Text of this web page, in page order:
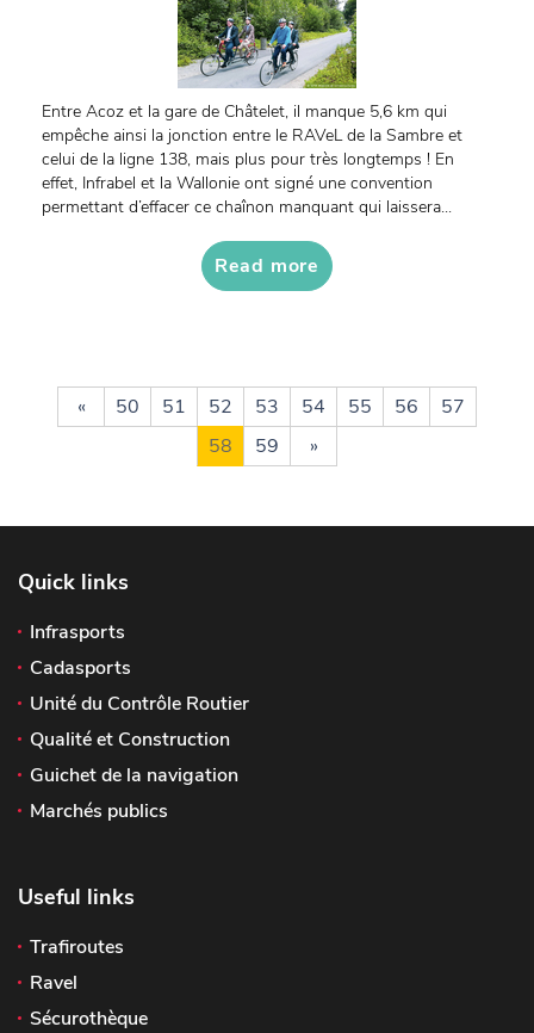
Entre Acoz et la gare de Châtelet, il manque 5,6 km qui
empêche ainsi la jonction entre le RAVeL de la Sambre et
celui de la ligne 138, mais plus pour très longtemps ! En
effet, Infrabel et la Wallonie ont signé une convention
permettant d’effacer ce chaînon manquant qui laissera...
Read more
« 50 51 52 53 54 55 56
57
58
59 »
Quick links
Infrasports
Cadasports
Unité du Contrôle Routier
Qualité et Construction
Guichet de la navigation
Marchés publics
Useful links
Trafiroutes
Ravel
Sécurothèque